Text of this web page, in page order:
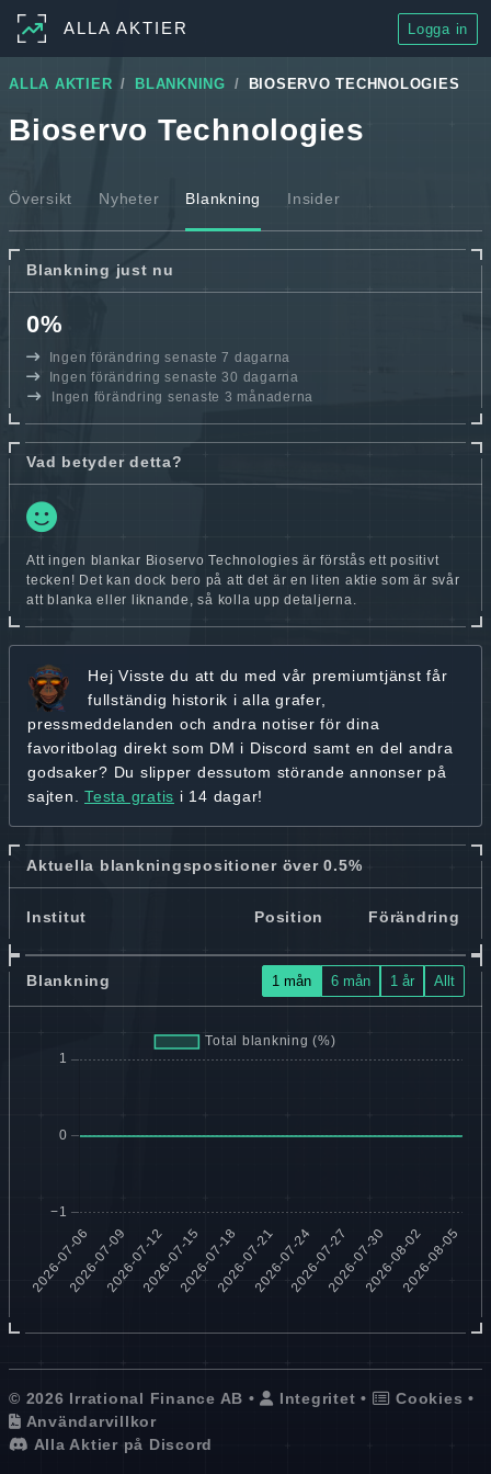
ALLA AKTIER Logga in
ALLA AKTIER BLANKNING BIOSERVO TECHNOLOGIES
Bioservo Technologies
Översikt Nyheter Blankning Insider
Blankning just nu
0%
Ingen förändring senaste 7 dagarna
Ingen förändring senaste 30 dagarna
Ingen förändring senaste 3 månaderna
Vad betyder detta?
Att ingen blankar Bioservo Technologies är förstås ett positivt
tecken! Det kan dock bero på att det är en liten aktie som är svår
att blanka eller liknande, så kolla upp detaljerna.
Hej Visste du att du med vår premiumtjänst får
fullständig historik i alla grafer,
pressmeddelanden och andra notiser för dina
favoritbolag direkt som DM i Discord samt en del andra
godsaker? Du slipper dessutom störande annonser på
sajten. Testa gratis i 14 dagar!
Aktuella blankningspositioner över 0.5%
Institut Position Förändring
Blankning 1 mån 6 mån 1 år Allt
© 2026 Irrational Finance AB • Integritet • Cookies •
Användarvillkor
Alla Aktier på Discord